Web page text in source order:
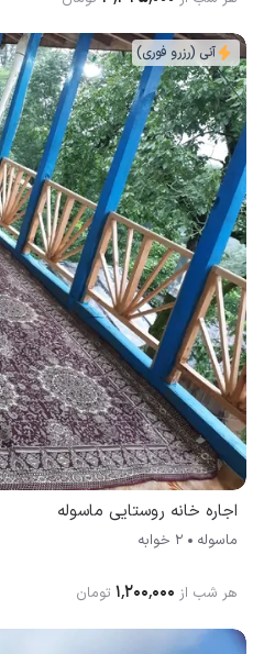
آنی (رزرو فوری)
اجاره خانه روستایی ماسوله
ماسوله 2 خوابه
هر شب از ۱٬۲۰۰٬۰۰۰ تومان